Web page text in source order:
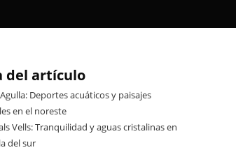
del artículo
Deportes acuáticos y paisajes
en el noreste
Vells: Tranquilidad y aguas cristalinas en
del sur